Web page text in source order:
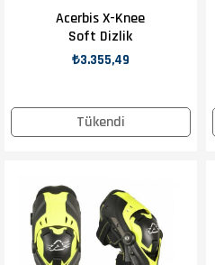
Tükendi
Acerbis X-Knee
Soft Dizlik
₺3.355,49